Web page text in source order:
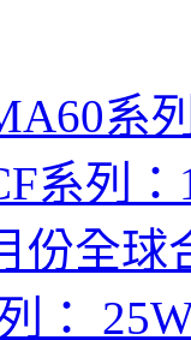
系
系列：
份全球
：